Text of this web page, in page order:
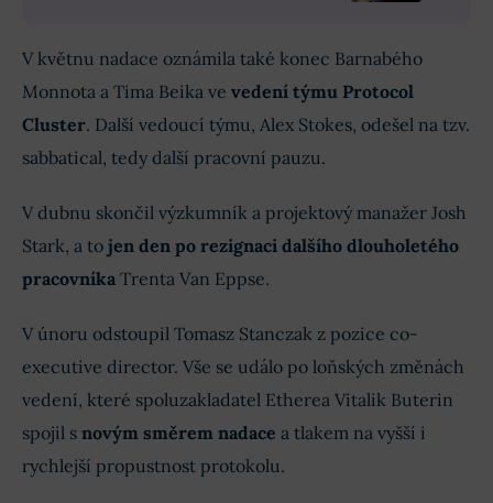
V květnu nadace oznámila také konec Barnabého
Monnota a Tima Beika ve vedení týmu Protocol
Cluster. Další vedoucí týmu, Alex Stokes, odešel na tzv.
sabbatical, tedy další pracovní pauzu.
V dubnu skončil výzkumník a projektový manažer Josh
Stark, a to jen den po rezignaci dalšího dlouholetého
pracovníka Trenta Van Eppse.
V únoru odstoupil Tomasz Stanczak z pozice co-
executive director. Vše se událo po loňských změnách
vedení, které spoluzakladatel Etherea Vitalik Buterin
spojil s novým směrem nadace a tlakem na vyšší i
rychlejší propustnost protokolu.